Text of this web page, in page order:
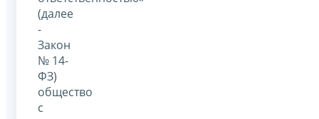
(далее
-
Закон
№ 14-
ФЗ)
общество
с